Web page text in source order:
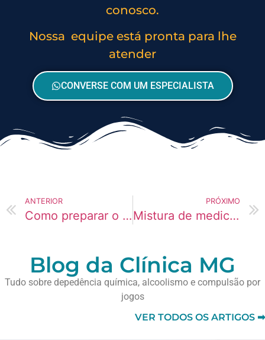
conosco.
Nossa equipe está pronta para lhe
atender
CONVERSE COM UM ESPECIALISTA
ANTERIOR
Como preparar o paciente para a fase de abstinência
PRÓXIMO
Mistura de medicamentos controlados e álcool
Blog da Clínica MG
Tudo sobre depedência química, alcoolismo e compulsão por
jogos
VER TODOS OS ARTIGOS ➡